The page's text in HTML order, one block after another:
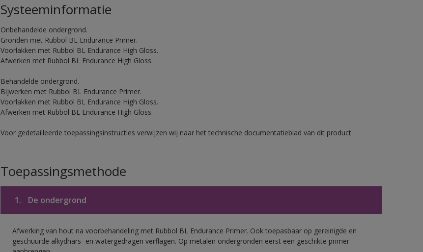
Systeeminformatie
Onbehandelde ondergrond.
Gronden met Rubbol BL Endurance Primer.
Voorlakken met Rubbol BL Endurance High Gloss.
Afwerken met Rubbol BL Endurance High Gloss.
Behandelde ondergrond.
Bijwerken met Rubbol BL Endurance Primer.
Voorlakken met Rubbol BL Endurance High Gloss.
Afwerken met Rubbol BL Endurance High Gloss.
Voor gedetailleerde toepassingsinstructies verwijzen wij naar het technische documentatieblad van dit product.
Toepassingsmethode
1. De ondergrond
Afwerking van hout na voorbehandeling met Rubbol BL Endurance Primer. Ook toepasbaar op gereinigde en
geschuurde alkydhars- en watergedragen verflagen. Op metalen ondergronden eerst een geschikte primer